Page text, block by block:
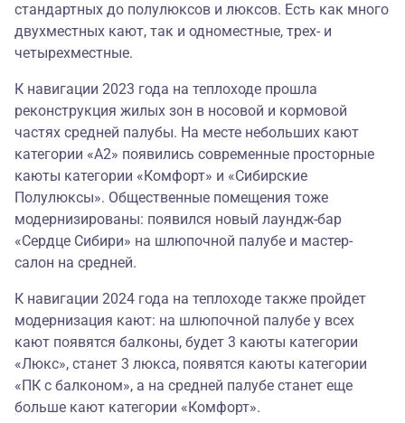
стандартных до полулюксов и люксов. Есть как много
двухместных кают, так и одноместные, трех- и
четырехместные.
К навигации 2023 года на теплоходе прошла
реконструкция жилых зон в носовой и кормовой
частях средней палубы. На месте небольших кают
категории «А2» появились современные просторные
каюты категории «Комфорт» и «Сибирские
Полулюксы». Общественные помещения тоже
модернизированы: появился новый лаундж-бар
«Сердце Сибири» на шлюпочной палубе и мастер-
салон на средней.
К навигации 2024 года на теплоходе также пройдет
модернизация кают: на шлюпочной палубе у всех
кают появятся балконы, будет 3 каюты категории
«Люкс», станет 3 люкса, появятся каюты категории
«ПК с балконом», а на средней палубе станет еще
больше кают категории «Комфорт».